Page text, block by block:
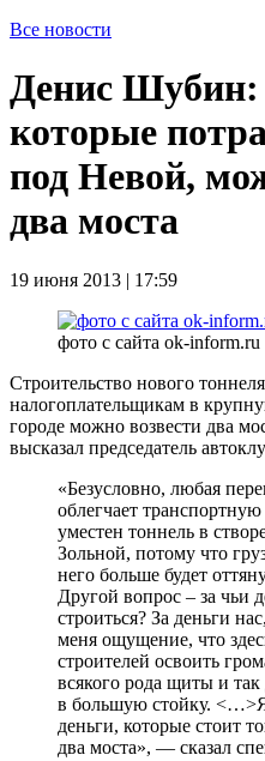
Все новости
Денис Шубин:
которые
под Невой,
два моста
19 июня 2013 | 17:59
фото с сайта ok-inform.ru
Строительство нового
налогоплательщикам в
городе можно возвести два
высказал председатель
«Безусловно, любая
облегчает
уместен тоннель в
Зольной, потому что
него больше будет
Другой вопрос – за чьи
строиться? За деньги
меня ощущение, что
строителей освоить
всякого рода щиты и так
в большую стойку.
деньги, которые стоит
два моста», — сказал